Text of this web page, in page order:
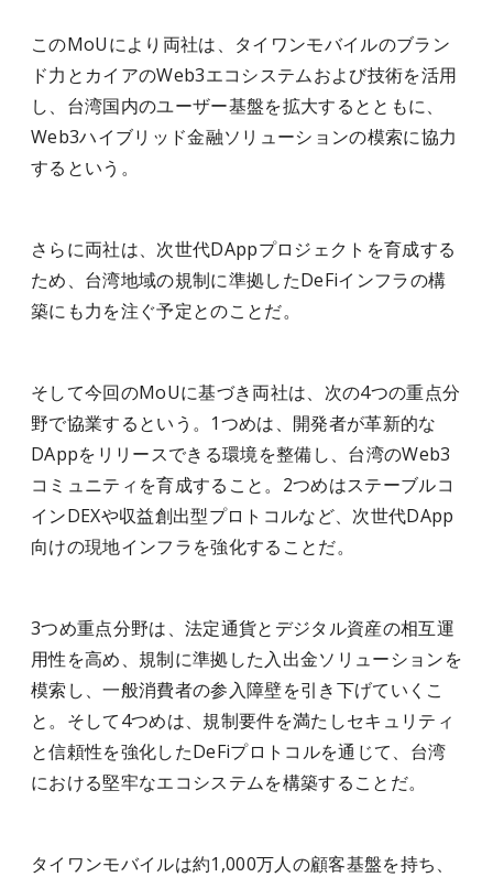
このMoUにより両社は、タイワンモバイルのブラン
ド力とカイアのWeb3エコシステムおよび技術を活用
し、台湾国内のユーザー基盤を拡大するとともに、
Web3ハイブリッド金融ソリューションの模索に協力
するという。
さらに両社は、次世代DAppプロジェクトを育成する
ため、台湾地域の規制に準拠したDeFiインフラの構
築にも力を注ぐ予定とのことだ。
そして今回のMoUに基づき両社は、次の4つの重点分
野で協業するという。1つめは、開発者が革新的な
DAppをリリースできる環境を整備し、台湾のWeb3
コミュニティを育成すること。2つめはステーブルコ
インDEXや収益創出型プロトコルなど、次世代DApp
向けの現地インフラを強化することだ。
3つめ重点分野は、法定通貨とデジタル資産の相互運
用性を高め、規制に準拠した入出金ソリューションを
模索し、一般消費者の参入障壁を引き下げていくこ
と。そして4つめは、規制要件を満たしセキュリティ
と信頼性を強化したDeFiプロトコルを通じて、台湾
における堅牢なエコシステムを構築することだ。
タイワンモバイルは約1,000万人の顧客基盤を持ち、